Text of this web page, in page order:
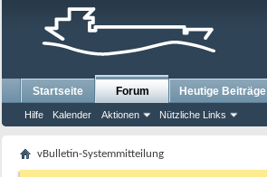
Startseite Forum
Hilfe Kalender Aktionen Nützliche Links
Heutige Beiträge
vBulletin-Systemmitteilung